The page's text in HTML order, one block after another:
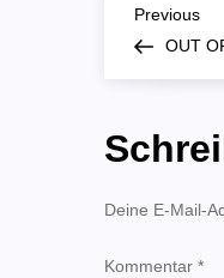
B
e
i
Previous
Post
Previous
OUT
Deine E-Mail-
Kommentar *